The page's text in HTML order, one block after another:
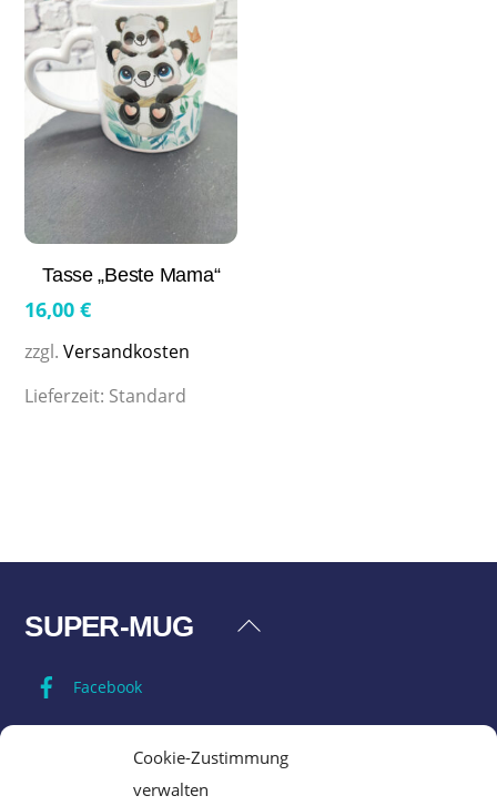
Cookie-Zustimmung
verwalten
Tasse „Beste Mama“
16,00€
zzgl.Versandkosten
Lieferzeit: Standard
Back
SUPER-MUG
Facebook